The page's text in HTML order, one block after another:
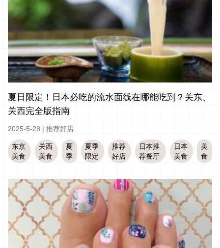
夏日限定！日本必吃的流水面线在哪能吃到？关东、
关西完全版指南
2025-5-28 | 推荐好店
东京
美食
关西
美食
夏
季
夏季
限定
推荐
好店
日本推
荐餐厅
日本
美食
美
食